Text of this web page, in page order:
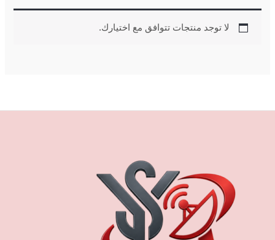
لا توجد منتجات تتوافق مع اختيارك.